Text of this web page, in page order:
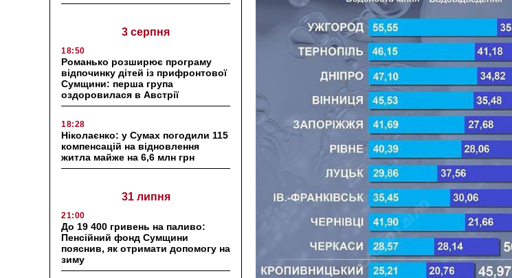
3 серпня
18:50
Романько розширює програму
відпочинку дітей із прифронтової
Сумщини: перша група
оздоровилася в Австрії
18:28
Ніколаєнко: у Сумах погодили 115
компенсацій на відновлення
житла майже на 6,6 млн грн
31 липня
21:00
До 19 400 гривень на паливо:
Пенсійний фонд Сумщини
пояснив, як отримати допомогу на
зиму